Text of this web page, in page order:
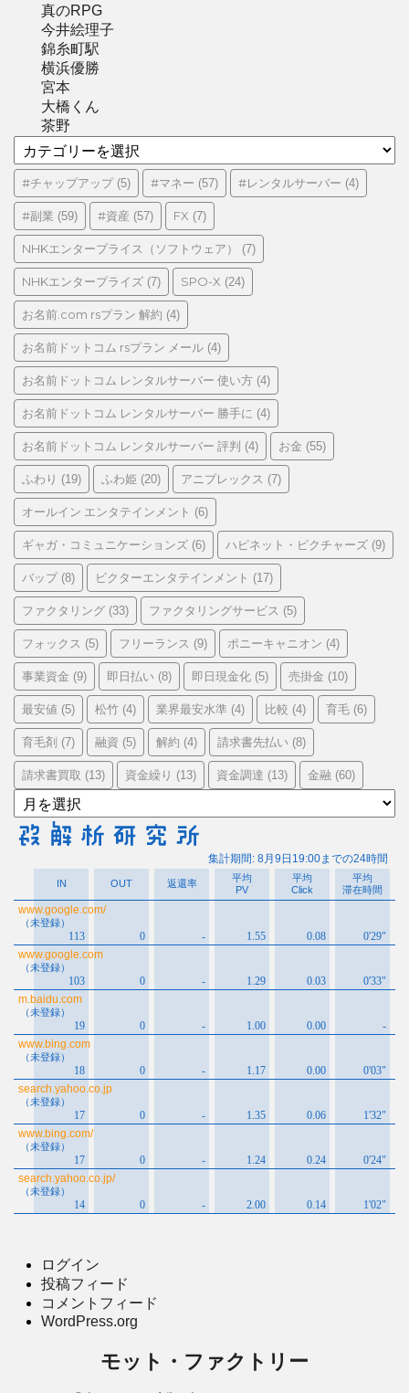
真のRPG
今井絵理子
錦糸町駅
横浜優勝
宮本
大橋くん
茶野
テ
ゴ
リ
ー
#チャップアップ(5) #マネー (57) #レンタルサーバー (4)
#副業 (59) #資産 (57) FX (7)
NHKエンタープライス（ソフトウェア） (7)
NHKエンタープライズ (7) SPO-X (24)
お名前.com rsプラン 解約 (4)
お名前ドットコム rsプラン メール (4)
お名前ドットコム レンタルサーバー 使い方 (4)
お名前ドットコム レンタルサーバー 勝手に (4)
お名前ドットコム レンタルサーバー 評判 (4) お金 (55)
ふわり (19) ふわ姫 (20) アニプレックス (7)
オールイン エンタテインメント (6)
ギャガ・コミュニケーションズ (6) ハピネット・ピクチャーズ (9)
バップ(8) ビクターエンタテインメント (17)
ファクタリング (33) ファクタリングサービス (5)
フォックス (5) フリーランス (9) ポニーキャニオン (4)
事業資金 (9) 即日払い (8) 即日現金化 (5) 売掛金 (10)
最安値 (5) 松竹 (4) 業界最安水準 (4) 比較 (4) 育毛 (6)
育毛剤 (7) 融資 (5) 解約 (4) 請求書先払い (8)
請求書買取 (13) 資金繰り (13) 資金調達 (13) 金融 (60)
ア
ー
カ
ログイン
投稿フィード
コメントフィード
WordPress.org
モット・ファクトリー